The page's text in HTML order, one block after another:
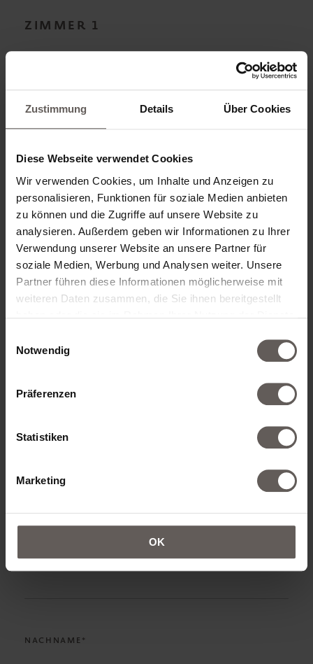
Zustimmung Details Über Cookies
Diese Webseite verwendet Cookies
Wir verwenden Cookies, um Inhalte und Anzeigen zu
personalisieren, Funktionen für soziale Medien anbieten
zu können und die Zugriffe auf unsere Website zu
analysieren. Außerdem geben wir Informationen zu Ihrer
Verwendung unserer Website an unsere Partner für
soziale Medien, Werbung und Analysen weiter. Unsere
Partner führen diese Informationen möglicherweise mit
weiteren Daten zusammen, die Sie ihnen bereitgestellt
Notwendig
Präferenzen
Statistiken
Marketing
OK
ZIMMER 1
VERPFLEGUNG*
ZIMMERKATEGORIE*
ZIMMER HINZUFÜGEN
KONTAKTDATEN
NACHNAME*